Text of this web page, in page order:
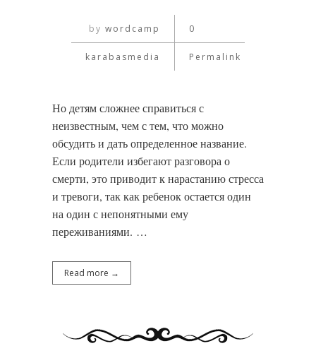
by wordcamp 0
karabasmedia Permalink
Но детям сложнее справиться с
неизвестным, чем с тем, что можно
обсудить и дать определенное название.
Если родители избегают разговора о
смерти, это приводит к нарастанию стресса
и тревоги, так как ребенок остается один
на один с непонятными ему
переживаниями. …
Read more →